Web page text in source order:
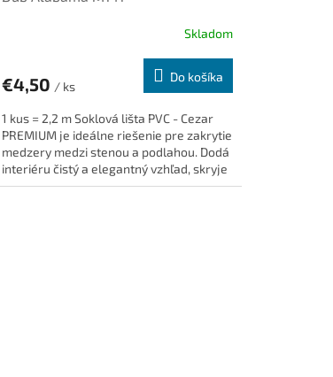
Skladom
€4,50 / ks
Do košíka
1 kus = 2,2 m Soklová lišta PVC - Cezar
PREMIUM je ideálne riešenie pre zakrytie
medzery medzi stenou a podlahou. Dodá
interiéru čistý a elegantný vzhľad, skryje
káble a je...